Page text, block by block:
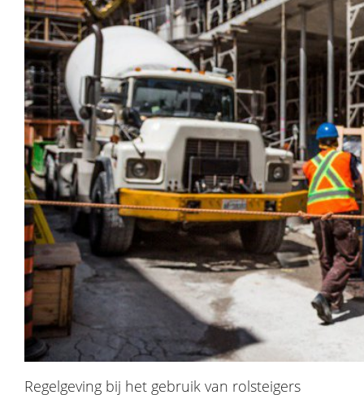
Regelgeving bij het gebruik van rolsteigers